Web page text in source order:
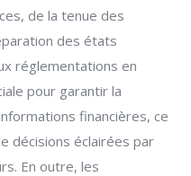
de la tenue des
des états
réglementations en
pour garantir la
financières, ce
décisions éclairées par
En outre, les